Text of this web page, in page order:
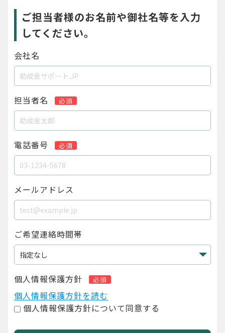
ご担当者様のお名前や御社名等を入力
してください。
会社名
担当者名 必須
電話番号 必須
メールアドレス
ご希望連絡時間帯
個人情報保護方針 必須
個人情報保護方針を読む
個人情報保護方針について同意する